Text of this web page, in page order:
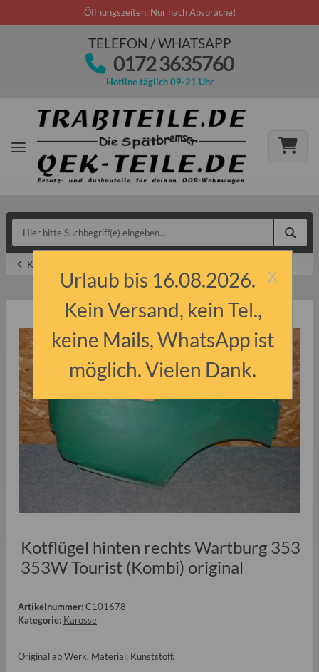
Öffnungszeiten: Nur nach Absprache!
TELEFON / WHATSAPP
0172 3635760
Hotline täglich 09-21 Uhr
Karosse
Kotflügel hinten rechts Wartburg 353
353W Tourist (Kombi) original
Artikelnummer:C101678
Kategorie: Karosse
Original ab Werk. Material: Kunststoff.
x
Urlaub bis 16.08.2026.
Kein Versand, kein Tel.,
keine Mails, WhatsApp ist
möglich. Vielen Dank.